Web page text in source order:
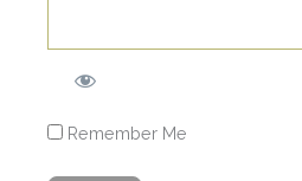
Remember Me
Facebook
Youtube